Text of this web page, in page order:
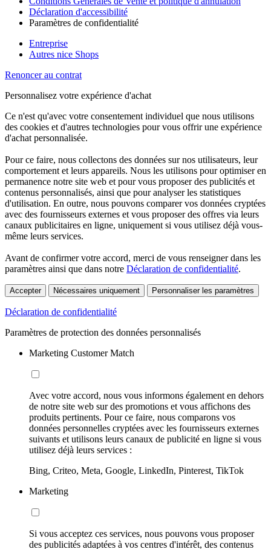
Déclaration d'accessibilité
Paramètres de confidentialité
Entreprise
Autres nice Shops
Renoncer au contrat
Personnalisez votre expérience d'achat
Ce n'est qu'avec votre consentement individuel que nous utilisons
des cookies et d'autres technologies pour vous offrir une expérience
d'achat personnalisée.
Pour ce faire, nous collectons des données sur nos utilisateurs, leur
comportement et leurs appareils. Nous les utilisons pour optimiser en
permanence notre site web et pour vous proposer des publicités et
contenus personnalisés, ainsi que pour analyser les statistiques
d'utilisation. En outre, nous pouvons comparer vos données cryptées
avec des fournisseurs externes et vous proposer des offres via leurs
canaux publicitaires en ligne, uniquement si vous utilisez déjà vous-
même leurs services.
Avant de confirmer votre accord, merci de vous renseigner dans les
paramètres ainsi que dans notre Déclaration de confidentialité.
Accepter Nécessaires uniquement Personnaliser les paramètres
Déclaration de confidentialité
Paramètres de protection des données personnalisés
Marketing Customer Match
Avec votre accord, nous vous informons également en dehors
de notre site web sur des promotions et vous affichons des
produits pertinents. Pour ce faire, nous comparons vos
données personnelles cryptées avec les fournisseurs externes
suivants et utilisons leurs canaux de publicité en ligne si vous
utilisez déjà leurs services :
Bing, Criteo, Meta, Google, LinkedIn, Pinterest, TikTok
Marketing
Si vous acceptez ces services, nous pouvons vous proposer
des publicités adaptées à vos centres d'intérêt, des contenus